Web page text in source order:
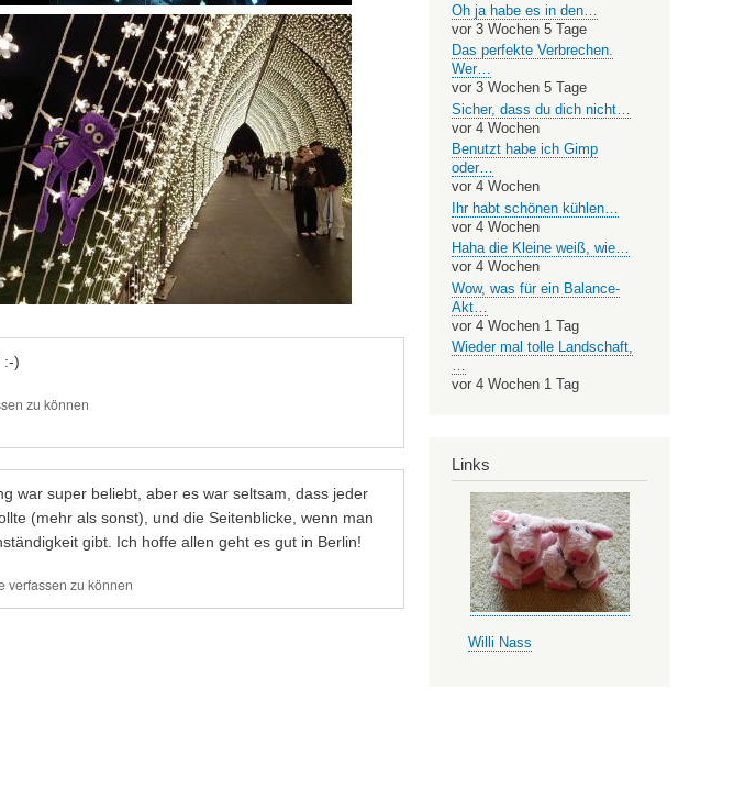
:-)
zu können
war super beliebt, aber es war seltsam, dass jeder
(mehr als sonst), und die Seitenblicke, wenn man
gibt. Ich hoffe allen geht es gut in Berlin!
verfassen zu können
Oh ja habe es in den…
vor 3 Wochen 5 Tage
Das perfekte Verbrechen.
Wer…
vor 3 Wochen 5 Tage
Sicher, dass du dich nicht…
vor 4 Wochen
Benutzt habe ich Gimp
oder…
vor 4 Wochen
Ihr habt schönen kühlen…
vor 4 Wochen
Haha die Kleine weiß, wie…
vor 4 Wochen
Wow, was für ein Balance-
Akt…
vor 4 Wochen 1 Tag
Wieder mal tolle Landschaft,
…
vor 4 Wochen 1 Tag
Links
Willi Nass